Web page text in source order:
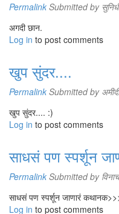
Permalink Submitted by
अगदी छान.
Log in to post comments
खुप सुंदर....
Permalink Submitted by
खुप सुंदर.... :)
Log in to post comments
साधसं पण स्पर्शून
Permalink Submitted by विनार्च
साधसं पण स्पर्शून जाणारं
Log in to post comments